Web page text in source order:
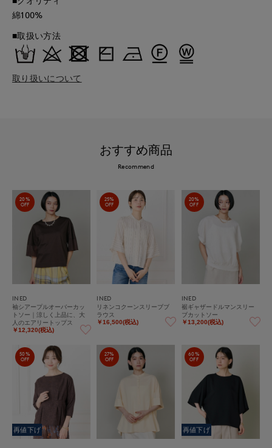
綿100%
■取扱い方法
取り扱いについて
おすすめ商品
Recommend
20%
OFF
INED
袖シアープルオーバーカッ
トソー｜涼しく上品に、大
人のエアリートップス
￥12,320(税込)
25%
OFF
INED
リネンコクーンスリーブブ
ラウス
￥16,500(税込)
20%
OFF
INED
裾ギャザードルマンスリー
ブカットソー
￥13,200(税込)
50%
OFF
再値下げ
27%
OFF
60%
OFF
再値下げ